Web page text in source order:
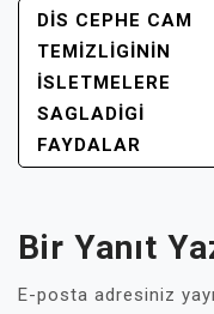
YAZI
GEZINMESI
DIS CEPHE CAM
TEMIZLIGININ
İSLETMELERE
SAGLADIGI
FAYDALAR
Bir Yanıt
E-posta adresiniz